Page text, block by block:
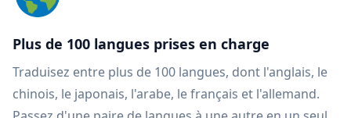
Plus de 100 langues prises en charge
Traduisez entre plus de 100 langues, dont l'anglais, le
chinois, le japonais, l'arabe, le français et l'allemand.